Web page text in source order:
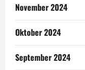
November 2024
Oktober 2024
September 2024